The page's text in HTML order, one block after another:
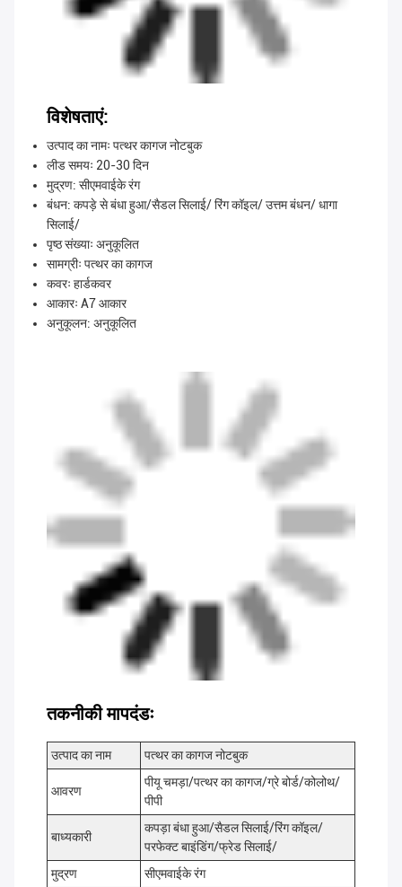
विशेषताएं:
उत्पाद का नामः पत्थर कागज नोटबुक
लीड समयः 20-30 दिन
मुद्रण: सीएमवाईके रंग
बंधन: कपड़े से बंधा हुआ/सैडल सिलाई/ रिंग कॉइल/ उत्तम बंधन/ धागा
सिलाई/
पृष्ठ संख्याः अनुकूलित
सामग्रीः पत्थर का कागज
कवरः हार्डकवर
आकारः A7 आकार
अनुकूलन: अनुकूलित
तकनीकी मापदंडः
उत्पाद का नाम पत्थर का कागज नोटबुक
आवरण
पीयू चमड़ा/पत्थर का कागज/ग्रे बोर्ड/कोलोथ/
पीपी
बाध्यकारी
कपड़ा बंधा हुआ/सैडल सिलाई/रिंग कॉइल/
परफेक्ट बाइंडिंग/फ्रेड सिलाई/
मुद्रण
सीएमवाईके रंग